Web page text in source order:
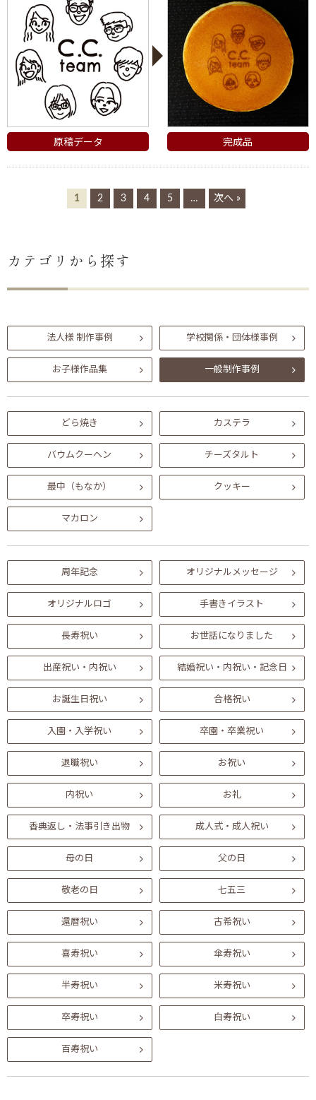
原稿データ 完成品
1 2 3 4 5 … 次へ »
カテゴリから探す
法人様 制作事例 学校関係・団体様事例
お子様作品集 一般制作事例
どら焼き カステラ
バウムクーヘン チーズタルト
最中（もなか） クッキー
マカロン
周年記念 オリジナルメッセージ
オリジナルロゴ 手書きイラスト
長寿祝い お世話になりました
出産祝い・内祝い 結婚祝い・内祝い・記念日
お誕生日祝い 合格祝い
入園・入学祝い 卒園・卒業祝い
退職祝い お祝い
内祝い お礼
香典返し・法事引き出物 成人式・成人祝い
母の日 父の日
敬老の日 七五三
還暦祝い 古希祝い
喜寿祝い 傘寿祝い
半寿祝い 米寿祝い
卒寿祝い 白寿祝い
百寿祝い